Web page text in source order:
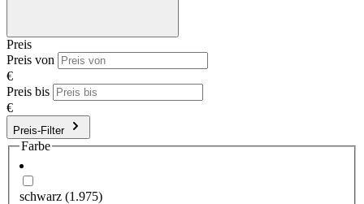
Preis
Preis von
€
Preis bis
€
Preis-Filter
Farbe
schwarz (1.975)